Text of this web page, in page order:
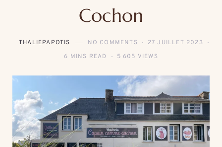
Cochon
THALIEPAPOTIS NO COMMENTS
27 JUILLET 2023
6 MINS READ
5 605 VIEWS